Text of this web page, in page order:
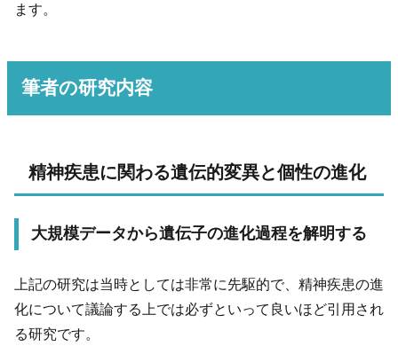
ます。
筆者の研究内容
精神疾患に関わる遺伝的変異と個性の進化
大規模データから遺伝子の進化過程を解明する
上記の研究は当時としては非常に先駆的で、精神疾患の進
化について議論する上では必ずといって良いほど引用され
る研究です。